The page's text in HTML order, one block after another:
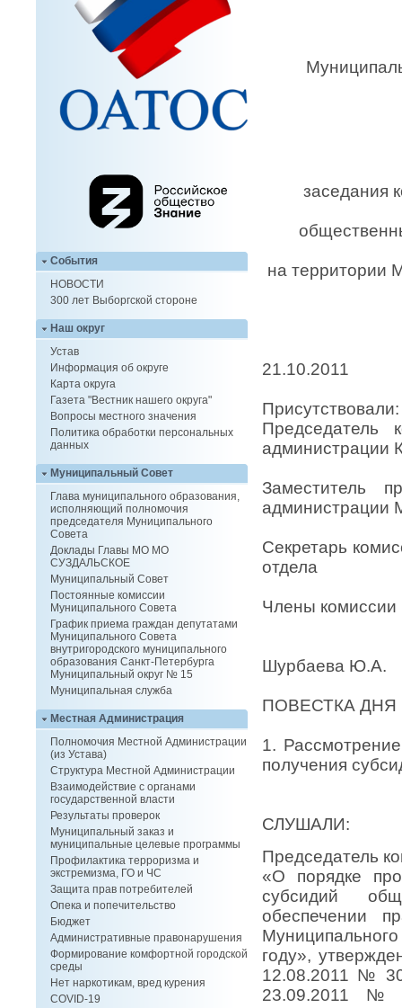
События
НОВОСТИ
300 лет Выборгской стороне
Наш округ
Устав
Информация об округе
Карта округа
Газета "Вестник нашего округа"
Вопросы местного значения
Политика обработки персональных
данных
Муниципальный Совет
Глава муниципального образования,
исполняющий полномочия
председателя Муниципального
Совета
Доклады Главы МО МО
СУЗДАЛЬСКОЕ
Муниципальный Совет
Постоянные комиссии
Муниципального Совета
График приема граждан депутатами
Муниципального Совета
внутригородского муниципального
образования Санкт-Петербурга
Муниципальный округ № 15
Муниципальная служба
Местная Администрация
Полномочия Местной Администрации
(из Устава)
Структура Местной Администрации
Взаимодействие с органами
государственной власти
Результаты проверок
Муниципальный заказ и
муниципальные целевые программы
Профилактика терроризма и
экстремизма, ГО и ЧС
Защита прав потребителей
Опека и попечительство
Бюджет
Административные правонарушения
Формирование комфортной городской
среды
Нет наркотикам, вред курения
COVID-19
заседания
на территории
21.10.2011
Присутствовали:
администрации
Заместитель
администрации
Секретарь
отдела
Члены
Шурбаева Ю.А.
ПОВЕСТКА ДНЯ
1.
получения
СЛУШАЛИ:
Председатель
«О порядке
субсидий
обеспечении
году»,
12.08.2011 №
23.09.2011 №